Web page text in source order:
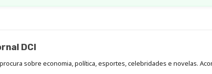
DCI
sobre economia, política, esportes, celebridades e novelas.